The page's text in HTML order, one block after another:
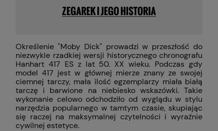
Określenie "Moby Dick" prowadzi w przeszłość do
niezwykle rzadkiej wersji historycznego chronografu
Hanhart 417 ES z lat 50. XX wieku. Podczas gdy
model 417 jest w głównej mierze znany ze swojej
ciemnej tarczy, mała ilość egzemplarzy miała białą
tarczę i barwione na niebiesko wskazówki. Takie
wykonanie celowo odchodziło od wyglądu w stylu
narzędzia popularnego w tamtym czasie, skupiając
się raczej na maksymalnej czytelności i wyraźnie
cywilnej estetyce.